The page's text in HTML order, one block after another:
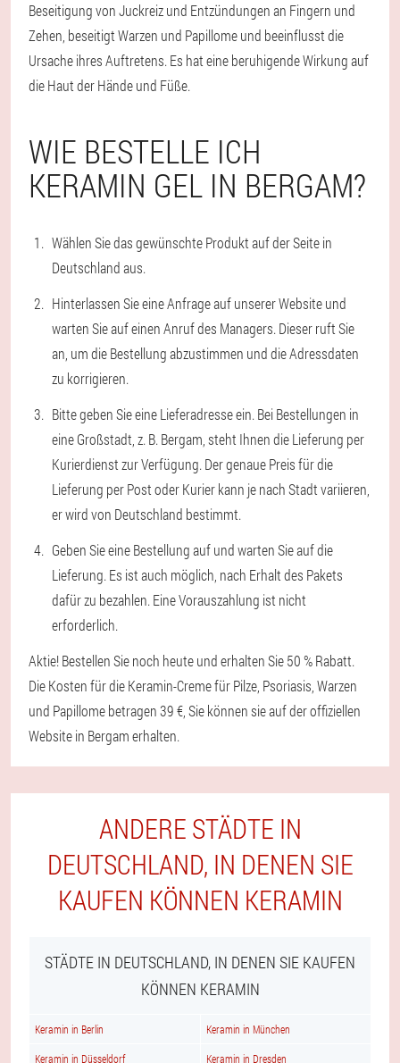
Beseitigung von Juckreiz und Entzündungen an Fingern und
Zehen, beseitigt Warzen und Papillome und beeinflusst die
Ursache ihres Auftretens. Es hat eine beruhigende Wirkung auf
die Haut der Hände und Füße.
WIE BESTELLE ICH
KERAMIN GEL IN BERGAM?
Wählen Sie das gewünschte Produkt auf der Seite in
Deutschland aus.
Hinterlassen Sie eine Anfrage auf unserer Website und
warten Sie auf einen Anruf des Managers. Dieser ruft Sie
an, um die Bestellung abzustimmen und die Adressdaten
zu korrigieren.
Bitte geben Sie eine Lieferadresse ein. Bei Bestellungen in
eine Großstadt, z. B. Bergam, steht Ihnen die Lieferung per
Kurierdienst zur Verfügung. Der genaue Preis für die
Lieferung per Post oder Kurier kann je nach Stadt variieren,
er wird von Deutschland bestimmt.
Geben Sie eine Bestellung auf und warten Sie auf die
Lieferung. Es ist auch möglich, nach Erhalt des Pakets
dafür zu bezahlen. Eine Vorauszahlung ist nicht
erforderlich.
Aktie! Bestellen Sie noch heute und erhalten Sie 50 % Rabatt.
Die Kosten für die Keramin-Creme für Pilze, Psoriasis, Warzen
und Papillome betragen 39 €, Sie können sie auf der offiziellen
Website in Bergam erhalten.
ANDERE STÄDTE IN
DEUTSCHLAND, IN DENEN SIE
KAUFEN KÖNNEN KERAMIN
STÄDTE IN DEUTSCHLAND, IN DENEN SIE KAUFEN
KÖNNEN KERAMIN
Keramin in Berlin Keramin in München
Keramin in Düsseldorf Keramin in Dresden